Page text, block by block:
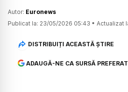
Autor: Euronews
Publicat la: 23/05/2026 05:43 • Actualizat
DISTRIBUIȚI ACEASTĂ ȘTIRE
ADAUGĂ-NE CA SURSĂ